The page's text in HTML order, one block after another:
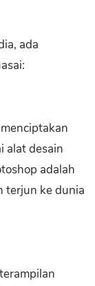
ada
alat desain
adalah
terjun ke dunia